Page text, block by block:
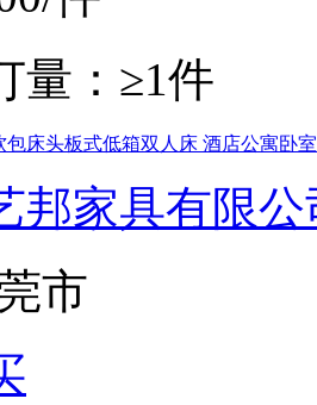
量： ≥1件
包床头板式低箱双人床 酒店公寓卧
邦家具有限公
市